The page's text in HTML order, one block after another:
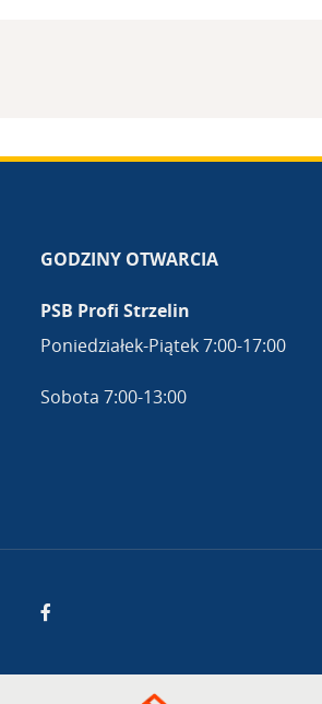
GODZINY OTWARCIA
PSB Profi Strzelin
Poniedziałek-Piątek 7:00-17:00
Sobota 7:00-13:00